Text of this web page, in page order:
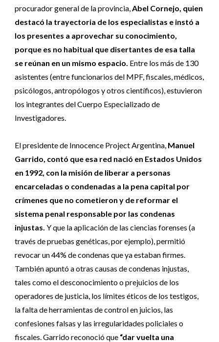
procurador general de la provincia,Abel Cornejo, quien
destacó la trayectoria de los especialistas e instó a
los presentes a aprovechar su conocimiento,
porque es no habitual que disertantes de esa talla
se reúnan en un mismo espacio. Entre los más de 130
asistentes (entre funcionarios del MPF, fiscales, médicos,
psicólogos, antropólogos y otros científicos), estuvieron
los integrantes del Cuerpo Especializado de
Investigadores.
El presidente de Innocence Project Argentina, Manuel
Garrido, contó que esa red nació en Estados Unidos
en 1992, con la misión de liberar a personas
encarceladas o condenadas a la pena capital por
crímenes que no cometieron y de reformar el
sistema penal responsable por las condenas
injustas. Y que la aplicación de las ciencias forenses (a
través de pruebas genéticas, por ejemplo), permitió
revocar un 44% de condenas que ya estaban firmes.
También apuntó a otras causas de condenas injustas,
tales como el desconocimiento o prejuicios de los
operadores de justicia, los límites éticos de los testigos,
la falta de herramientas de control en juicios, las
confesiones falsas y las irregularidades policiales o
fiscales. Garrido reconoció que “dar vuelta una